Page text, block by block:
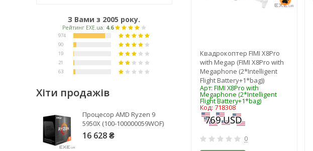
Квадрокоптер FIMI X8Pro
with Megap (FIMI X8Pro with
Megaphone (2*Intelligent
Flight Вattery+1*bag))
Арт: FIMI X8Pro with
Megaphone (2*Intelligent
Flight Вattery+1*bag)
Код: 718308
0
З Вами з 2005 року.
Рейтинг EXE.ua:4.6
974
90
Хіти продажів
Процесор AMD Ryzen 9
5950X (100-100000059WOF)
16 628 ₴